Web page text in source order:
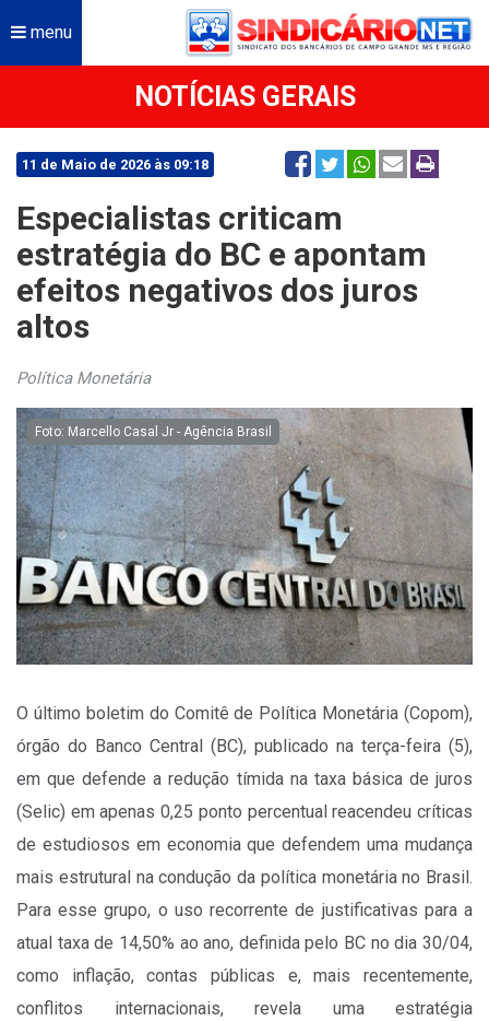
menu
NOTÍCIAS GERAIS
11 de Maio de 2026 às 09:18
Especialistas criticam
estratégia do BC e apontam
efeitos negativos dos juros
altos
Política Monetária
Foto: Marcello Casal Jr - Agência Brasil
O último boletim do Comitê de Política Monetária (Copom),
órgão do Banco Central (BC), publicado na terça-feira (5),
em que defende a redução tímida na taxa básica de juros
(Selic) em apenas 0,25 ponto percentual reacendeu críticas
de estudiosos em economia que defendem uma mudança
mais estrutural na condução da política monetária no Brasil.
Para esse grupo, o uso recorrente de justificativas para a
atual taxa de 14,50% ao ano, definida pelo BC no dia 30/04,
como inflação, contas públicas e, mais recentemente,
conflitos internacionais, revela uma estratégia